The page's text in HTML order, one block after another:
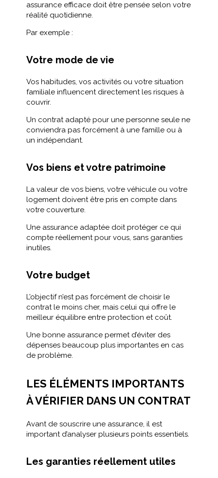
assurance efficace doit être pensée selon votre
réalité quotidienne.
Par exemple :
Votre mode de vie
Vos habitudes, vos activités ou votre situation
familiale influencent directement les risques à
couvrir.
Un contrat adapté pour une personne seule ne
conviendra pas forcément à une famille ou à
un indépendant.
Vos biens et votre patrimoine
La valeur de vos biens, votre véhicule ou votre
logement doivent être pris en compte dans
votre couverture.
Une assurance adaptée doit protéger ce qui
compte réellement pour vous, sans garanties
inutiles.
Votre budget
L’objectif n’est pas forcément de choisir le
contrat le moins cher, mais celui qui offre le
meilleur équilibre entre protection et coût.
Une bonne assurance permet d’éviter des
dépenses beaucoup plus importantes en cas
de problème.
LES ÉLÉMENTS IMPORTANTS
À VÉRIFIER DANS UN CONTRAT
Avant de souscrire une assurance, il est
important d’analyser plusieurs points essentiels.
Les garanties réellement utiles